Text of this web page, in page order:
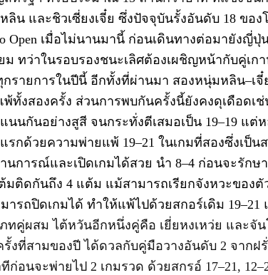
น และชิวเซี่ยงเจี๋ย ซึ่งปัจจุบันรั้งอันดับ 18 ของ
Open เมื่อไม่นานมานี้ ก่อนเดินทางต่อมายังญี่ปุ่
ม ทว่าในรอบรองชนะเลิศต้องเผชิญหน้ากับคู่เก
รายการในปีนี้ อีกทั้งที่ผ่านมา สองหนุ่มหลิน–เจี๋
พ้ทั้งสองครั้ง ส่วนการพบกันครั้งนี้ยังคงดุเดือดเ
นนกันอย่างสูสี จนกระทั่งตีเสมอเป็น 19–19 แต่
รกด้วยความพ่ายแพ้ 19–21ในเกมที่สองซึ่งเป็
นการณ์และเปิดเกมได้สวย นำ8–4 ก่อนจะรักษ
มติดกันถึง4 แต้ม แม้สามารถเรียกจังหวะของตั
รถปิดเกมได้ ทำให้แพ้ไปด้วยสกอร์เดิม 19–21
ทคู่ผสม ไต้หวันอีกหนึ่งคู่คือ เยี่ยหงเหว่ย และจั
รั้งที่สามของปี ได้ดวลกับคู่มือวางอันดับ2 จากฝ
ก่อนจะพ่ายไป 2 เกมรวด ด้วยสกรอ์ 17–21,